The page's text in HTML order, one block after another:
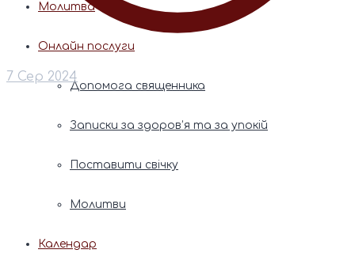
Молитва
Онлайн послуги
Допомога священника
Записки за здоров’я та за упокій
Поставити свічку
Молитви
Календар
7 Сер 2024